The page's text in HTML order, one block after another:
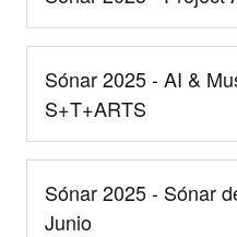
Sónar 2025 - AI &
S+T+ARTS
Sónar 2025 - Sónar
Junio